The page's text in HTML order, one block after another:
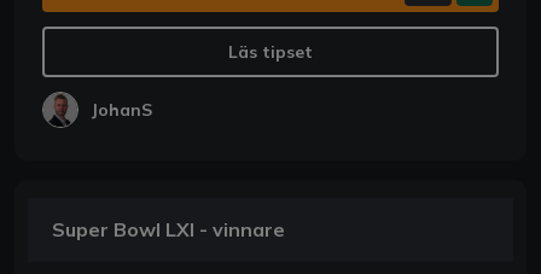
Läs tipset
JohanS
Super Bowl LXI - vinnare